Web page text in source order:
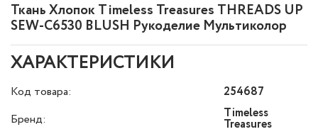
Ткань Хлопок Timeless Treasures THREADS UP
SEW-C6530 BLUSH Рукоделие Мультиколор
ХАРАКТЕРИСТИКИ
Код товара:
254687
Бренд:
Timeless
Treasures